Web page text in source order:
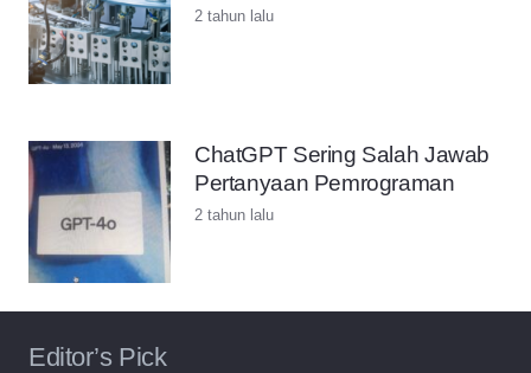
2 tahun lalu
ChatGPT Sering Salah Jawab
Pertanyaan Pemrograman
2 tahun lalu
Editor’s Pick